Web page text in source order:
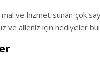
ve hizmet sunan çok
ve aileniz için hediyeler